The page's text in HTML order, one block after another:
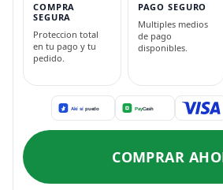
COMPRA
SEGURA
Proteccion total
en tu pago y tu
pedido.
PAGO SEGURO
Multiples medios
de pago
disponibles.
COMPRAR